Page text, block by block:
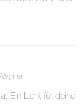
Ein Licht für deine